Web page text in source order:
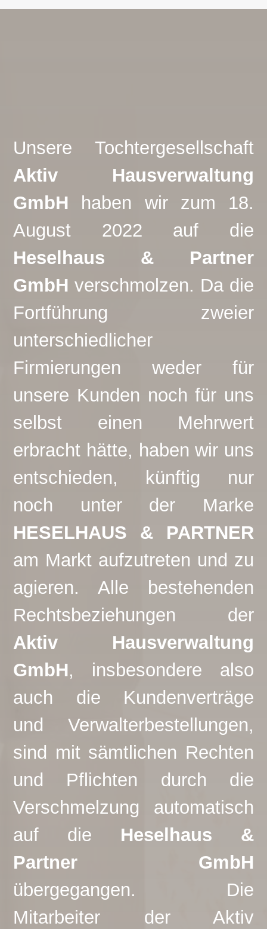
Unsere Tochtergesellschaft
Aktiv Hausverwaltung
GmbH haben wir zum 18.
August 2022 auf die
Heselhaus & Partner
GmbH verschmolzen. Da die
Fortführung zweier
unterschiedlicher
Firmierungen weder für
unsere Kunden noch für uns
selbst einen Mehrwert
erbracht hätte, haben wir uns
entschieden, künftig nur
noch unter der Marke
HESELHAUS & PARTNER
am Markt aufzutreten und zu
agieren. Alle bestehenden
Rechtsbeziehungen der
Aktiv Hausverwaltung
GmbH, insbesondere also
auch die Kundenverträge
und Verwalterbestellungen,
sind mit sämtlichen Rechten
und Pflichten durch die
Verschmelzung automatisch
auf die Heselhaus &
Partner GmbH
übergegangen. Die
Mitarbeiter der Aktiv